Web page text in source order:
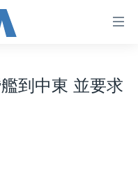
到中東 並要求